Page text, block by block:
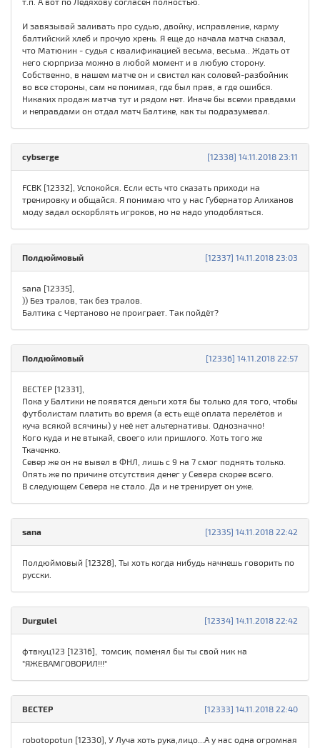
И завязывай заливать про судью, двойку, исправление, карму
балтийский хлеб и прочую хрень. Я еще до начала матча сказал,
что Матюнин - судья с квалификацией весьма, весьма.. Ждать от
него сюрприза можно в любой момент и в любую сторону.
Собственно, в нашем матче он и свистел как соловей-разбойник
во все стороны, сам не понимая, где был прав, а где ошибся.
Никаких продаж матча тут и рядом нет. Иначе бы всеми правдами
и неправдами он отдал матч Балтике, как ты подразумевал.
[12338] 14.11.2018 23:11
cybserge
FСBK [12332], Успокойся. Если есть что сказать приходи на
тренировку и общайся. Я понимаю что у нас Губернатор Алиханов
моду задал оскорблять игроков, но не надо уподобляться.
[12337] 14.11.2018 23:03
Полдюймовый
sana [12335],
)) Без тралов, так без тралов.
Балтика с Чертаново не проиграет. Так пойдёт?
[12336] 14.11.2018 22:57
Полдюймовый
ВЕСТЕР [12331],
Пока у Балтики не появятся деньги хотя бы только для того, чтобы
футболистам платить во время (а есть ещё оплата перелётов и
куча всякой всячины) у неё нет альтернативы. Однозначно!
Кого куда и не втыкай, своего или пришлого. Хоть того же
Ткаченко.
Север же он не вывел в ФНЛ, лишь с 9 на 7 смог поднять только.
Опять же по причине отсутствия денег у Севера скорее всего.
В следующем Севера не стало. Да и не тренирует он уже.
[12335] 14.11.2018 22:42
sana
Полдюймовый [12328], Ты хоть когда нибудь начнешь говорить по
русски.
[12334] 14.11.2018 22:42
Durgulel
фтвкуц123 [12316], томсик, поменял бы ты свой ник на
"ЯЖЕВАМГОВОРИЛ!!!"
[12333] 14.11.2018 22:40
ВЕСТЕР
robotopotun [12330], У Луча хоть рука,лицо...А у нас одна огромная